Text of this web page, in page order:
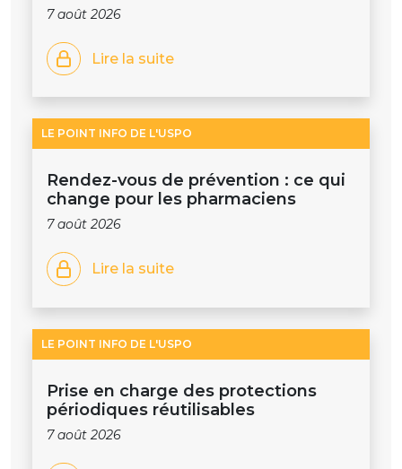
7 août 2026
Lire la suite
LE POINT INFO DE L'USPO
Rendez-vous de prévention : ce qui
change pour les pharmaciens
7 août 2026
Lire la suite
LE POINT INFO DE L'USPO
Prise en charge des protections
périodiques réutilisables
7 août 2026